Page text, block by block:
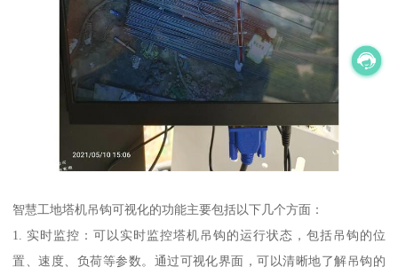
智慧工地塔机吊钩可视化的功能主要包括以下几个方面：
1. 实时监控：可以实时监控塔机吊钩的运行状态，包括吊钩的位
置、速度、负荷等参数。通过可视化界面，可以清晰地了解吊钩的